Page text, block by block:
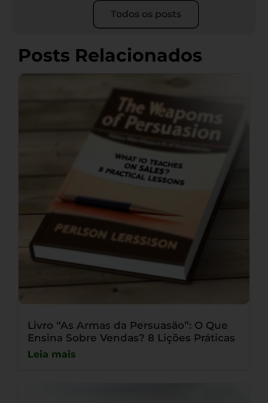
Todos os posts
Posts Relacionados
Livro “As Armas da Persuasão”: O Que
Ensina Sobre Vendas? 8 Lições Práticas
Leia mais